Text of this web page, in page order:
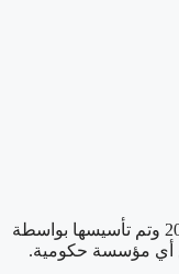
تم تأسيس المجلة العلمية أهرام من عام 2008 وتم تأسيسها بواسطة
أي مؤسسة حكومية.